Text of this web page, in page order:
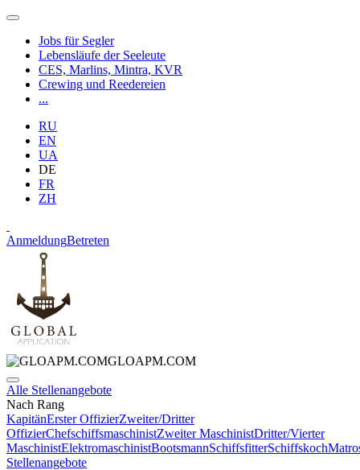
Jobs für Segler
Lebensläufe der Seeleute
CES, Marlins, Mintra, KVR
Crewing und Reedereien
...
RU
EN
UA
DE
FR
ZH
AnmeldungBetreten
GLOAPM.COM
Alle Stellenangebote
Nach Rang
KapitänErster OffizierZweiter/Dritter
OffizierChefschiffsmaschinistZweiter MaschinistDritter/Vierter
MaschinistElektromaschinistBootsmannSchiffsfitterSchiffskoch
Stellenangebote